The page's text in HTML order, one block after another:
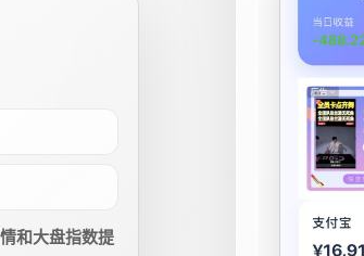
和大盘指数提